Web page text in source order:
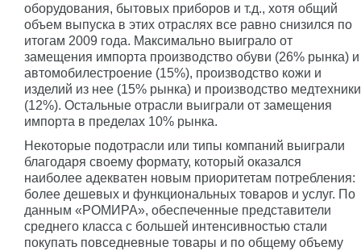
оборудования, бытовых приборов и т.д., хотя общий
объем выпуска в этих отраслях все равно снизился по
итогам 2009 года. Максимально выиграло от
замещения импорта производство обуви (26% рынка) и
автомобилестроение (15%), производство кожи и
изделий из нее (15% рынка) и производство медтехники
(12%). Остальные отрасли выиграли от замещения
импорта в пределах 10% рынка.
Некоторые подотрасли или типы компаний выиграли
благодаря своему формату, который оказался
наиболее адекватен новым приоритетам потребления:
более дешевых и функциональных товаров и услуг. По
данным «РОМИРА», обеспеченные представители
среднего класса с большей интенсивностью стали
покупать повседневные товары и по общему объему